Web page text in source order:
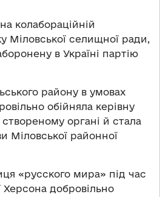
колабораційній
Міловської селищної ради,
в Україні партію
району в умовах
обійняла керівну
органі й стала
Міловської районної
«русского мира» під час
Херсона добровільно